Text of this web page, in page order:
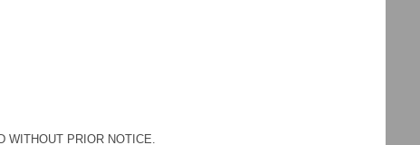
WITHOUT PRIOR NOTICE.